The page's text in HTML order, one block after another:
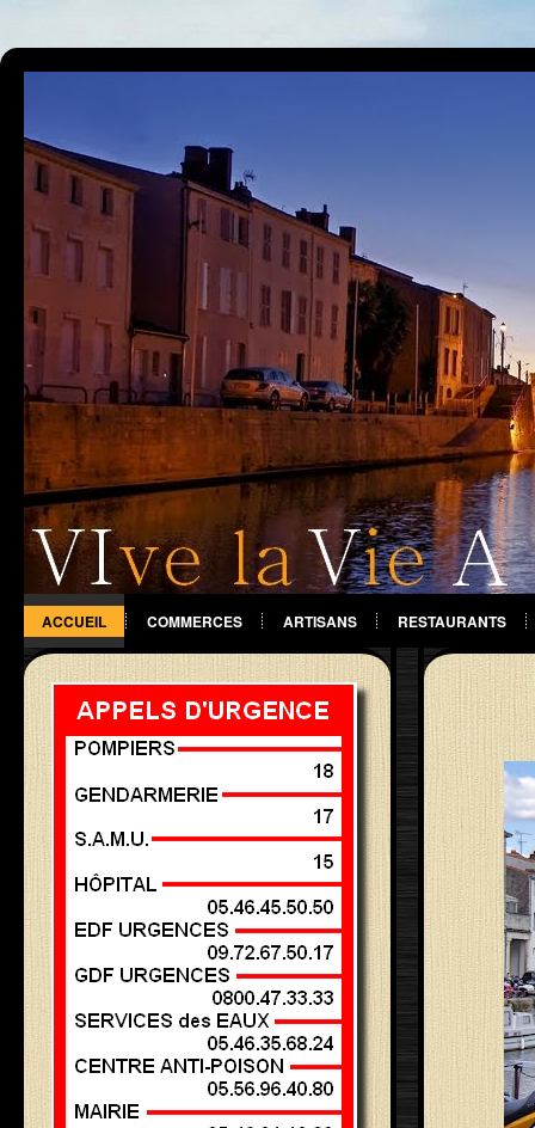
ACCUEIL COMMERCES ARTISANS RESTAURANTS
DIVERS